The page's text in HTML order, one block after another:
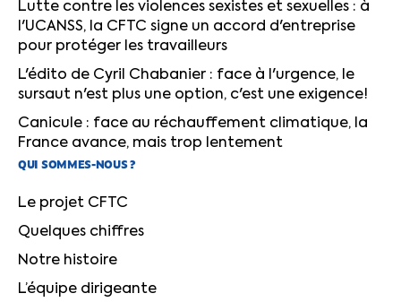
Lutte contre les violences sexistes et sexuelles : à
l'UCANSS, la CFTC signe un accord d'entreprise
pour protéger les travailleurs
L'édito de Cyril Chabanier : face à l'urgence, le
sursaut n'est plus une option, c'est une exigence!
Canicule : face au réchauffement climatique, la
France avance, mais trop lentement
QUI SOMMES-NOUS ?
Le projet CFTC
Quelques chiffres
Notre histoire
L’équipe dirigeante